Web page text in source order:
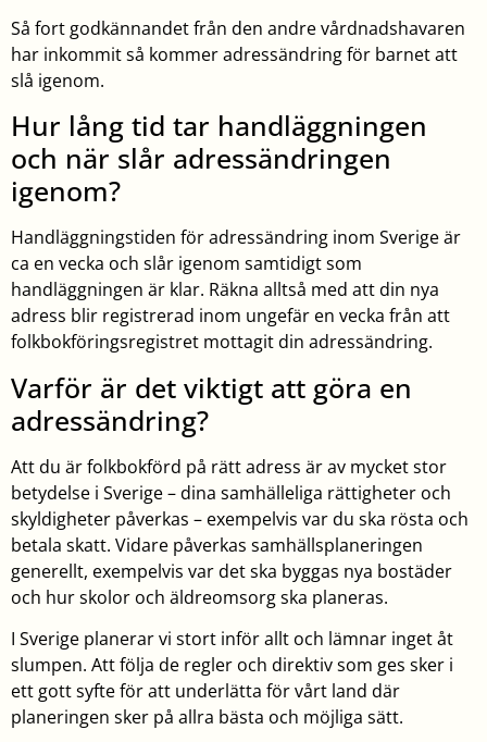
Så fort godkännandet från den andre vårdnadshavaren
har inkommit så kommer adressändring för barnet att
slå igenom.
Hur lång tid tar handläggningen
och när slår adressändringen
igenom?
Handläggningstiden för adressändring inom Sverige är
ca en vecka och slår igenom samtidigt som
handläggningen är klar. Räkna alltså med att din nya
adress blir registrerad inom ungefär en vecka från att
folkbokföringsregistret mottagit din adressändring.
Varför är det viktigt att göra en
adressändring?
Att du är folkbokförd på rätt adress är av mycket stor
betydelse i Sverige – dina samhälleliga rättigheter och
skyldigheter påverkas – exempelvis var du ska rösta och
betala skatt. Vidare påverkas samhällsplaneringen
generellt, exempelvis var det ska byggas nya bostäder
och hur skolor och äldreomsorg ska planeras.
I Sverige planerar vi stort inför allt och lämnar inget åt
slumpen. Att följa de regler och direktiv som ges sker i
ett gott syfte för att underlätta för vårt land där
planeringen sker på allra bästa och möjliga sätt.